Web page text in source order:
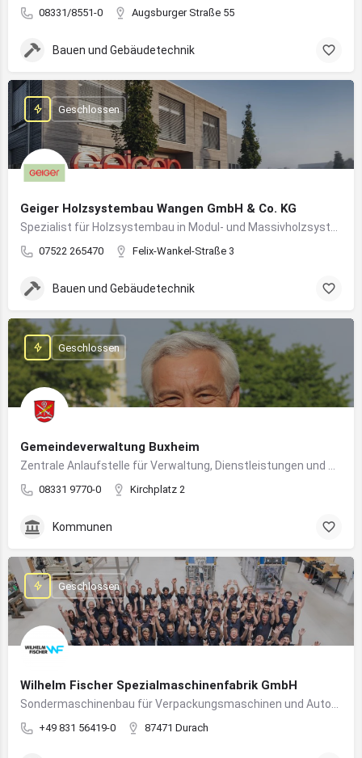
08331/8551-0 Augsburger Straße 55
Bauen und Gebäudetechnik
Geiger Holzsystembau Wangen GmbH & Co. KG
07522 265470 Felix-Wankel-Straße 3
Geschlossen
Bauen und Gebäudetechnik
Gemeindeverwaltung Buxheim
08331 9770-0 Kirchplatz 2
Geschlossen
Kommunen
Wilhelm Fischer Spezialmaschinenfabrik GmbH
+49 831 56419-0 87471 Durach
Geschlossen